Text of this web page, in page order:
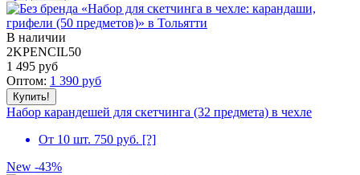
В наличии
2KPENCIL50
1 495 руб
Оптом: 1 390 руб
Набор карандешей для скетчинга (32 предмета) в чехле
От 10 шт. 750 руб. [?]
New -43%